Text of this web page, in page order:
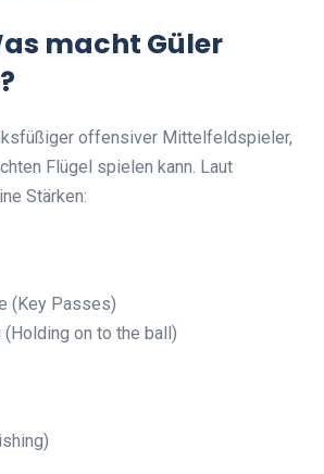
macht Güler
offensiver Mittelfeldspieler,
Flügel spielen kann. Laut
Stärken:
(Key Passes)
(Holding on to the ball)